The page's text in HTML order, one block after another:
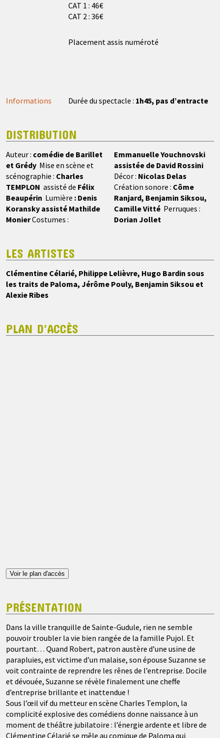
CAT 1 : 46€
CAT 2 : 36€
Placement assis numéroté
Informations Durée du spectacle : 1h45, pas d’entracte
DISTRIBUTION
Auteur : comédie de Barillet
et Grédy Mise en scène et
scénographie : Charles
TEMPLON assisté de Félix
Beaupérin Lumière : Denis
Koransky assisté Mathilde
MonierCostumes :
Emmanuelle Youchnovski
assistée de David Rossini
Décor : Nicolas Delas
Création sonore : Côme
Ranjard, Benjamin Siksou,
Camille Vitté Perruques :
Dorian Jollet
LES ARTISTES
Clémentine Célarié, Philippe Lelièvre, Hugo Bardin sous
les traits de Paloma, Jérôme Pouly, Benjamin Siksou et
Alexie Ribes
PLAN D'ACCÈS
Voir le plan d'accès
PRÉSENTATION
Dans la ville tranquille de Sainte-Gudule, rien ne semble
pouvoir troubler la vie bien rangée de la famille Pujol. Et
pourtant… Quand Robert, patron austère d’une usine de
parapluies, est victime d’un malaise, son épouse Suzanne se
voit contrainte de reprendre les rênes de l’entreprise. Docile
et dévouée, Suzanne se révèle finalement une cheffe
d’entreprise brillante et inattendue !
Sous l’œil vif du metteur en scène Charles Templon, la
complicité explosive des comédiens donne naissance à un
moment de théâtre jubilatoire : l’énergie ardente et libre de
Clémentine Célarié se mêle au comique de Paloma qui